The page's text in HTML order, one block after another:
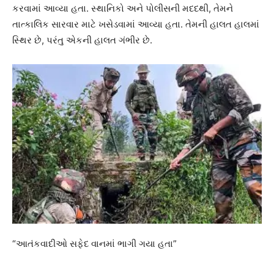
કરવામાં આવ્યા હતા. સ્થાનિકો અને પોલીસની મદદથી, તેમને
તાત્કાલિક સારવાર માટે ખસેડવામાં આવ્યા હતા. તેમની હાલત હાલમાં
સ્થિર છે, પરંતુ એકની હાલત ગંભીર છે.
“આતંકવાદીઓ સફેદ વાનમાં ભાગી ગયા હતા”